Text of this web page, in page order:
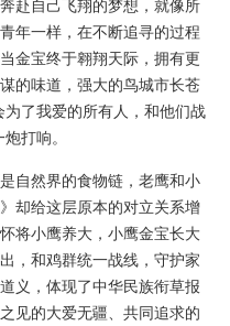
赴自己飞翔的梦想，就像所
年一样，在不断追寻的过程
金宝终于翱翔天际，拥有更
的味道，强大的鸟城市长苍
了我爱的所有人，和他们战
打响。
然界的食物链，老鹰和小
却给这层原本的对立关系增
将小鹰养大，小鹰金宝长大
，和鸡群统一战线，守护家
义，体现了中华民族衔草报
见的大爱无疆、共同追求的